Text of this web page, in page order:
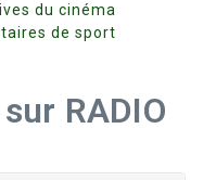
du cinéma
de sport
RADIO